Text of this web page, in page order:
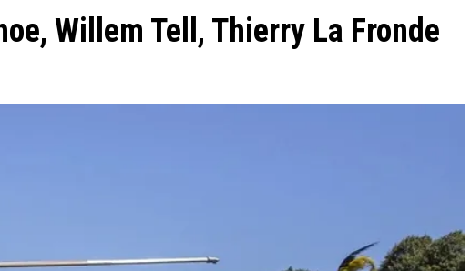
Willem Tell, Thierry La Fronde